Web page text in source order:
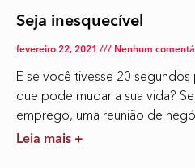
Seja inesquecível
fevereiro 22, 2021 Nenhum
E se você tivesse 20
que pode mudar a sua vida?
emprego, uma reunião de
Leia mais +